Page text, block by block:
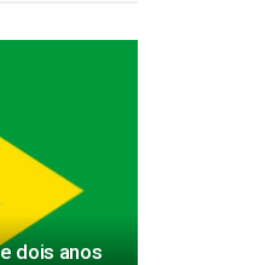
dois anos